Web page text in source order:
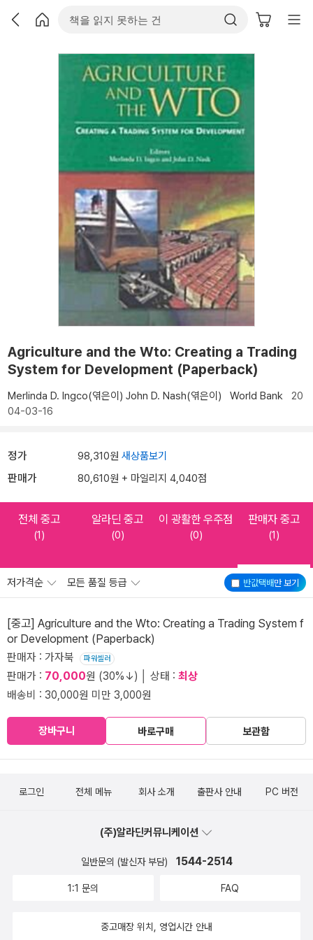
Agriculture and the Wto: Creating a Trading
System for Development (Paperback)
Merlinda D. Ingco(엮은이) John D. Nash(엮은이) World Bank 20
04-03-16
정가 98,310원 새상품보기
판매가 80,610원 + 마일리지 4,040점
전체 중고
(1)
알라딘 중고
(0)
이 광활한 우주점
(0)
판매자 중고
(1)
반값택배만 보기
저가격순 모든 품질 등급
[중고] Agriculture and the Wto: Creating a Trading System f
or Development (Paperback)
판매자 : 가자북 파워셀러
판매가 : 70,000원 (30%↓) │ 상태 : 최상
배송비 : 30,000원 미만 3,000원
장바구니 바로구매 보관함
로그인 전체 메뉴 회사 소개 출판사 안내 PC 버전
(주)알라딘커뮤니케이션
일반문의 (발신자 부담) 1544-2514
1:1 문의 FAQ
중고매장 위치, 영업시간 안내